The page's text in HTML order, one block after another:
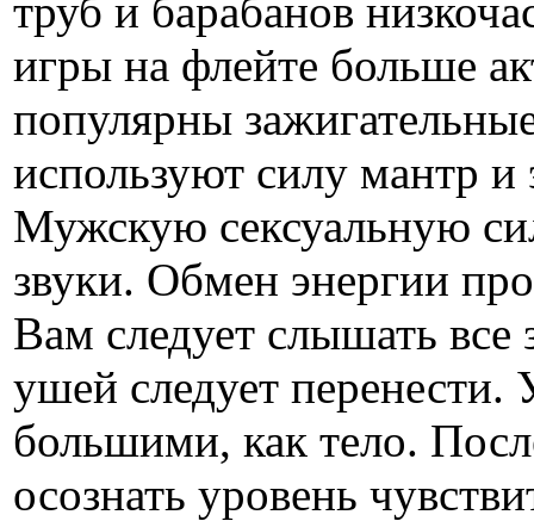
труб и барабанов
игры на флейте больше
популярны
используют силу мантр
Мужскую сексуальную
звуки. Обмен энергии
Вам следует слышать
ушей следует
большими, как тело.
осознать уровень